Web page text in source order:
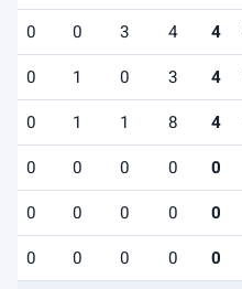
4
4
3
0
0
4
3
0
1
0
4
8
1
1
0
0
0
0
0
0
0
0
0
0
0
0
0
0
0
0